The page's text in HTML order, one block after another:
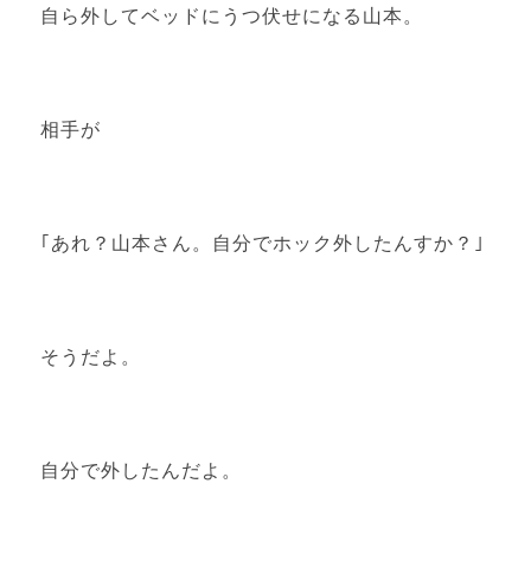
自ら外してベッドにうつ伏せになる山本。
相手が
｢あれ？山本さん。自分でホック外したんすか？｣
そうだよ。
自分で外したんだよ。